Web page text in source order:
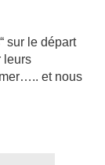
sur le départ
leurs
et nous